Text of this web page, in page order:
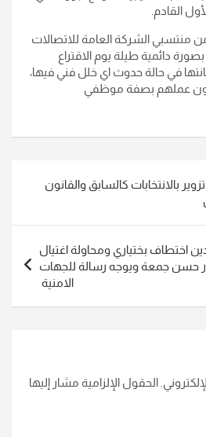
القادم.
منتسبي الشركة العامة للاتصالات
دائمية طيلة يوم الاقتراع
في حالة حدوث اي خلل فني فيها،
عملهم بصفة موظفي
بالانتخابات كالسابق والقانون
اختطاف بختياري ومحاولة اغتيال
حسن جمعة ويوجه رسالة للجهات
الامنية
الحقول الإلزامية مشار إليها